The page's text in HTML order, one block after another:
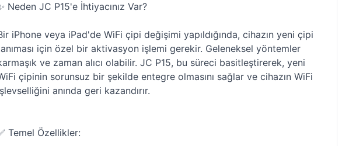
Neden JC P15'e İhtiyacınız Var?
iPhone veya iPad'de WiFi çipi değişimi yapıldığında, cihazın yeni çipi
için özel bir aktivasyon işlemi gerekir. Geleneksel yöntemler
ve zaman alıcı olabilir. JC P15, bu süreci basitleştirerek, yeni
çipinin sorunsuz bir şekilde entegre olmasını sağlar ve cihazın WiFi
anında geri kazandırır.
Temel Özellikler: